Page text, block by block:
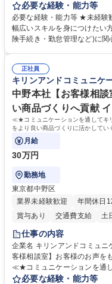
任せいたします。将来は総務
営を支えるゼネラリストをめざせます。 ・初期業務：
計算、社会保険対応、福利厚
します。ご経験に応じて、休
★メンバーがマンツーマンで
幅広く経験を積みたい意欲がある方
務・人事】未経験歓迎/日立グ
指す
必要な経験・能力等
必要な経験・能力等 ★未経験
幅広いスキルを身につけたい方におすすめ！ ■労
険手続き・勤怠管理など)に
マネジメント職として活躍
のご経験 ■労務管理（給与計
■衛生管理者の資格をお持ちの方 学歴・資格 学歴：大学院 大学 高
専修学校 高校 語学力： 資格：
正社員
キリンアンドコミュニケ
中野本社【お客様相
い商品づくりへ貢献
≪★コミュニケーションを通してキ
をより良い商品づくりに活かしてい
月給
30万円
勤務地
東京都中野区
業界未経験歓迎
年間休日
賞与あり
交通費支給 土
仕事の内容
企業名 キリンアンドコミュニケーション
客様相談室】お客様のお声をもと
≪★コミュニケーションを通
お客様のお声をより良い商品
必要な経験・能力等